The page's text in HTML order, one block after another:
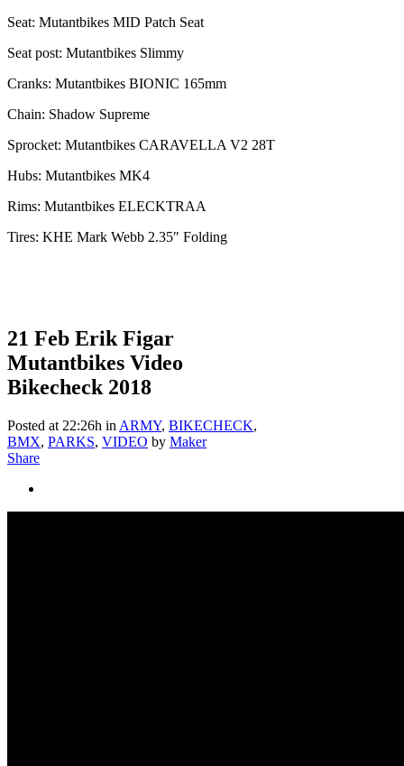
Seat: Mutantbikes MID Patch Seat
Seat post: Mutantbikes Slimmy
Cranks: Mutantbikes BIONIC 165mm
Chain: Shadow Supreme
Sprocket: Mutantbikes CARAVELLA V2 28T
Hubs: Mutantbikes MK4
Rims: Mutantbikes ELECKTRAA
Tires: KHE Mark Webb 2.35″ Folding
21 Feb Erik Figar
Mutantbikes Video
Bikecheck 2018
Posted at 22:26h in ARMY, BIKECHECK,
BMX, PARKS, VIDEO by Maker
Share